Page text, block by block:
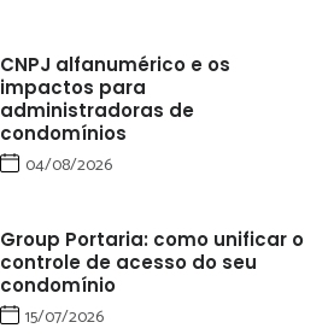
CNPJ alfanumérico e os
impactos para
administradoras de
condomínios
04/08/2026
Group Portaria: como unificar o
controle de acesso do seu
condomínio
15/07/2026